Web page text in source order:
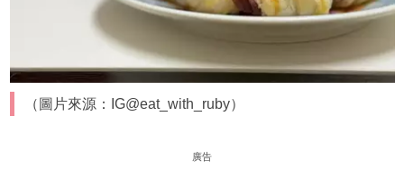
（圖片來源：IG@eat_with_ruby）
廣告